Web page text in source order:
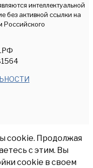
интеллектуальной
без активной ссылки на
Российского
cookie. Продолжая
с этим. Вы
cookie в своем